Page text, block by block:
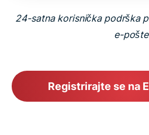
24-satna korisnička podrška
e-pošte
Registrirajte se na